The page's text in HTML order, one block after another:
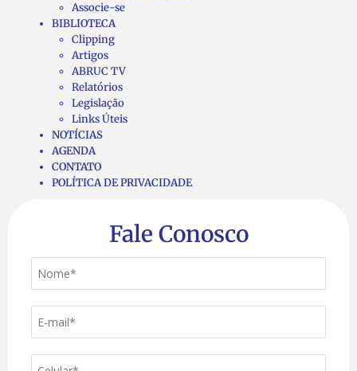
Associe-se
BIBLIOTECA
Clipping
Artigos
ABRUC TV
Relatórios
Legislação
Links Úteis
NOTÍCIAS
AGENDA
CONTATO
POLÍTICA DE PRIVACIDADE
Fale Conosco